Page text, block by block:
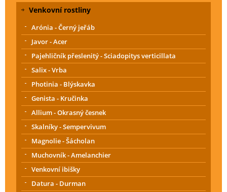
Venkovní rostliny
Arónia - Černý jeřáb
Javor - Acer
Pajehličník přeslenitý - Sciadopitys verticillata
Salix - Vrba
Photinia - Blýskavka
Genista - Kručinka
Allium - Okrasný česnek
Skalníky - Sempervivum
Magnolie - Šácholan
Muchovník - Amelanchier
Venkovní ibišky
Datura - Durman